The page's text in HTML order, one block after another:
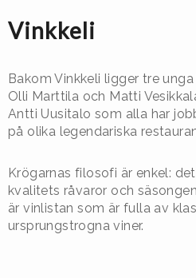
Vinkkeli
Bakom Vinkkeli ligger tre
Olli Marttila och Matti
Antti Uusitalo som alla har
på olika legendariska
Krögarnas filosofi är enkel:
kvalitets råvaror och
är vinlistan som är fulla av
ursprungstrogna viner.